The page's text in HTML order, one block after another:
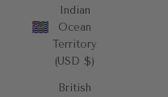
Indian
Ocean
Territory
(USD $)
British